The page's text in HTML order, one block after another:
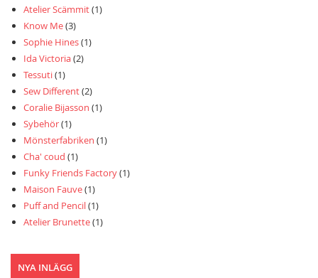
Atelier Scämmit(1)
Know Me(3)
Sophie Hines(1)
Ida Victoria(2)
Tessuti(1)
Sew Different(2)
Coralie Bijasson (1)
Sybehör(1)
Mönsterfabriken (1)
Cha' coud (1)
Funky Friends Factory(1)
Maison Fauve(1)
Puff and Pencil(1)
Atelier Brunette(1)
NYA INLÄGG